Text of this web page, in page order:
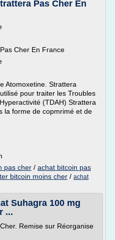
Pas Cher En
Cher En France
Atomoxetine. Strattera
pour traiter les Troubles
(TDAH) Strattera
la forme de copmrimé et de
pas cher / achat bitcoin pas
bitcoin moins cher / achat
Suhagra 100 mg
...
Remise sur Réorganise